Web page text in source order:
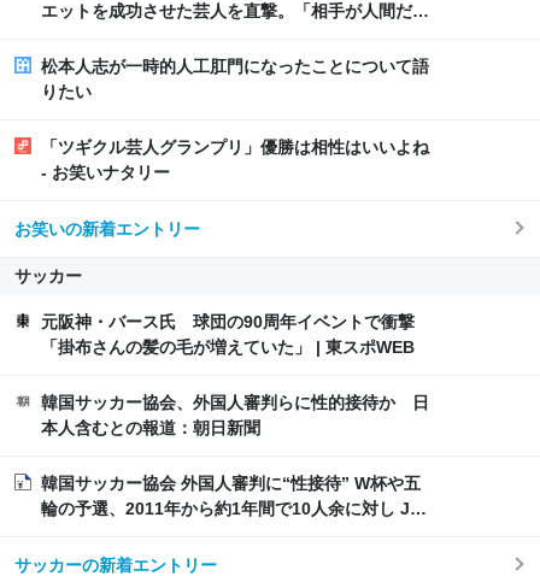
エットを成功させた芸人を直撃。「相手が人間だっ
松本人志が一時的人工肛門になったことについて語
りたい
「ツギクル芸人グランプリ」優勝は相性はいいよね
- お笑いナタリー
お笑いの新着エントリー
サッカー
元阪神・バース氏 球団の90周年イベントで衝撃
「掛布さんの髪の毛が増えていた」 | 東スポWEB
韓国サッカー協会、外国人審判らに性的接待か 日
本人含むとの報道：朝日新聞
韓国サッカー協会 外国人審判に“性接待” W杯や五
輪の予選、2011年から約1年間で10人余に対し JNN
サッカーの新着エントリー